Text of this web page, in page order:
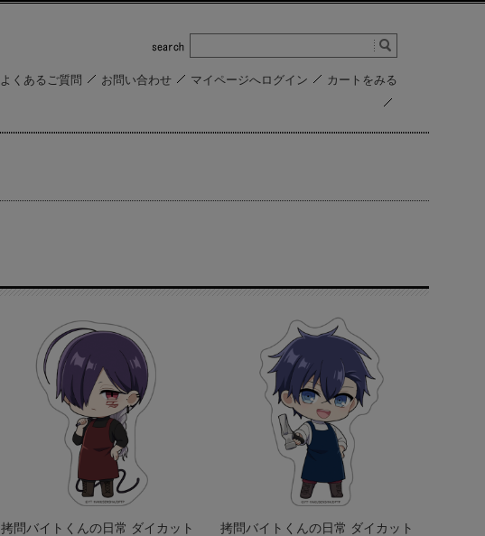
よくあるご質問 お問い合わせ マイページへログイン カートをみる
拷問バイトくんの日常 ダイカット
拷問バイトくんの日常 ダイカット